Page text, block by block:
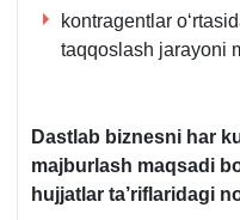
kontragentlar
taqqoslash jarayoni
Dastlab biznesni har
majburlash maqsadi
hujjatlar ta’riflaridagi